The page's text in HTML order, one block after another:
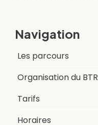
Navigation
Les parcours
Organisation du BTR
Tarifs
Horaires